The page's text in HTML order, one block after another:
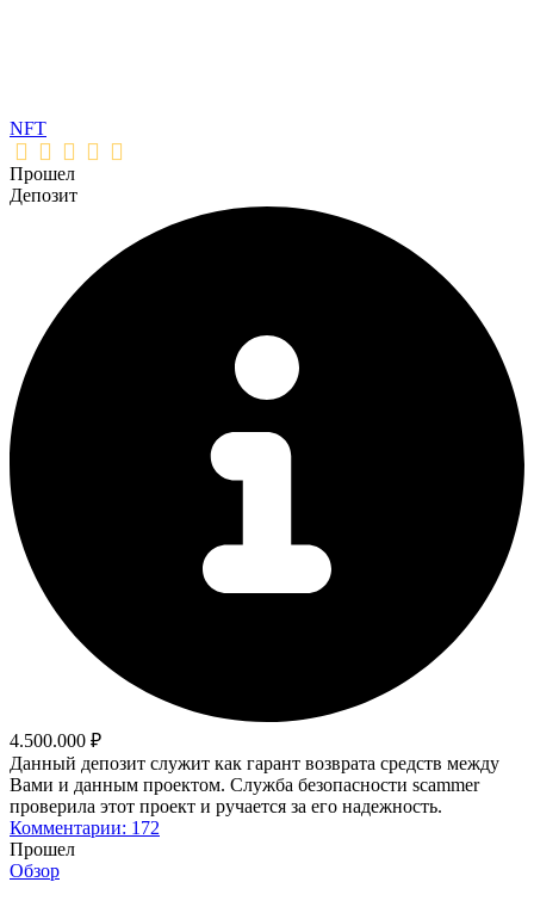
NFT
Прошел
Депозит
4.500.000 ₽
Данный депозит служит как гарант возврата средств между
Вами и данным проектом. Служба безопасности scammer
проверила этот проект и ручается за его надежность.
Комментарии: 172
Прошел
Обзор